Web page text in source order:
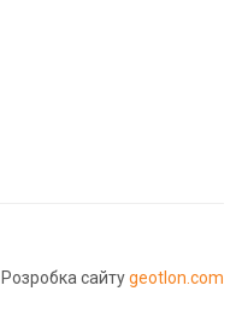
Розробка сайтуgeotlon.com